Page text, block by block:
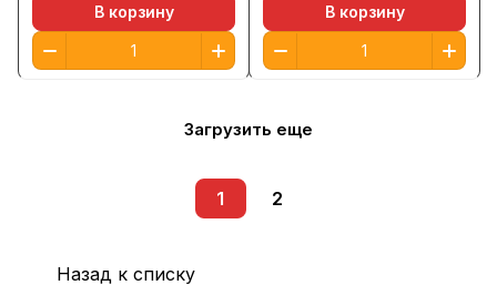
В корзину В корзину
Загрузить еще
1 2
Назад к списку